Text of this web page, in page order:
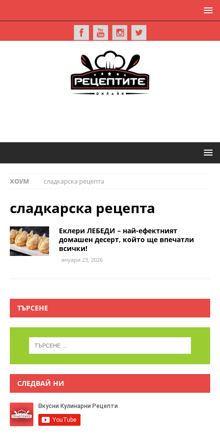
ХОУМ сладкарска рецепта
сладкарска рецепта
Еклери ЛЕБЕДИ – най-ефектният
домашен десерт, който ще впечатли
всички!
януари 23, 2026
ТЪРСЕНЕ
СЛЕДВАЙ НИ